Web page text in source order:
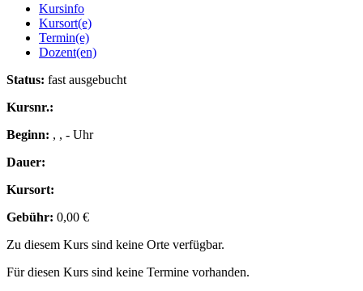
Kursinfo
Kursort(e)
Termin(e)
Dozent(en)
Status: fast ausgebucht
Kursnr.:
Beginn: , , - Uhr
Dauer:
Kursort:
Gebühr: 0,00 €
Zu diesem Kurs sind keine Orte verfügbar.
Für diesen Kurs sind keine Termine vorhanden.